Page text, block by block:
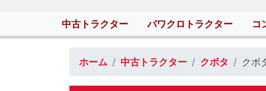
Main
navigation
中古トラクター パワクロトラクター コ
ホーム 中古トラクター クボタ クボ